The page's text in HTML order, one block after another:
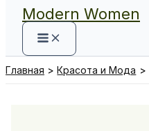
Modern Women
Главная Красота и Мода